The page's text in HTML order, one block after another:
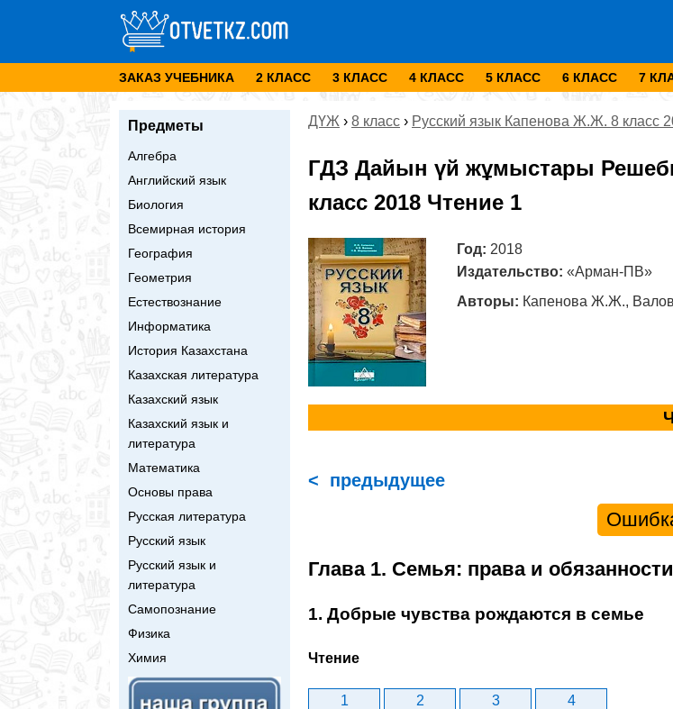
ЗАКАЗ УЧЕБНИКА 2 КЛАСС 3 КЛАСС 4 КЛАСС 5 КЛАСС 6 КЛАСС 7
Предметы
Алгебра
Английский язык
Биология
Всемирная история
География
Геометрия
Естествознание
Информатика
История Казахстана
Казахская литература
Казахский язык
Казахский язык и
литература
Математика
Основы права
Русская литература
Русский язык
Русский язык и
литература
Самопознание
Физика
Химия
ДҮЖ › 8 класс › Русский язык Капенова Ж.Ж. 8 класс
ГДЗ Дайын үй жұмыстары
класс 2018 Чтение 1
Год: 2018
Издательство: «Арман-ПВ»
Авторы: Капенова Ж.Ж.,
< предыдущее
Глава 1. Семья: права и
1. Добрые чувства рождаются в семье
Чтение
1 2 3 4